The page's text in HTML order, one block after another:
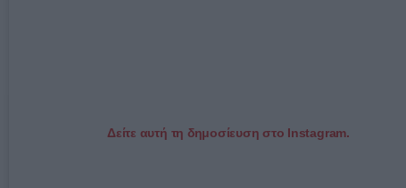
Δείτε αυτή τη δημοσίευση στο Instagram.